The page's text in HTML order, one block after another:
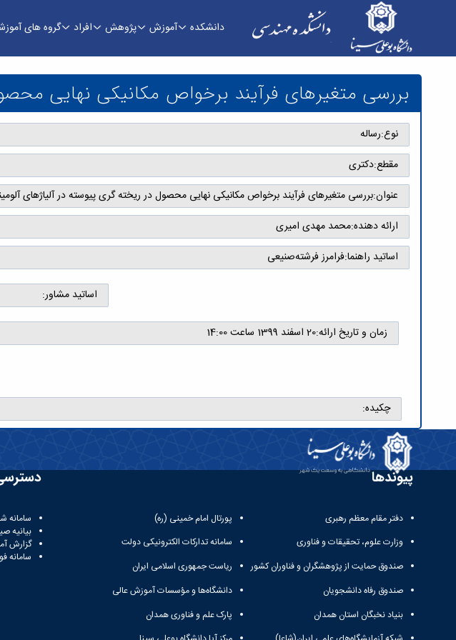
دانشکده آموزش پژوهش افراد گروه های
بررسی متغیرهای فرآیند برخواص مکانیکی نهایی
نوع:رساله
مقطع:دکتری
عنوان:بررسی متغیرهای فرآیند برخواص مکانیکی نهایی محصول در ریخته گری پیوسته در آلیاژهای
ارائه دهنده:محمد مهدی امیری
اساتید راهنما:فرامرز فرشته‌صنیعی
اساتید مشاور:
زمان و تاریخ ارائه:20 اسفند 1399 ساعت 14:00
چکیده:
پیوندها
دفتر مقام معظم رهبری
وزارت علوم، تحقیقات و فناوری
صندوق حمایت از پژوهشگران و فناوران کشور
صندوق رفاه دانشجویان
بنیاد نخبگان استان همدان
پورتال امام خمینی (ره)
سامانه تدارکات الکترونیکی دولت
ریاست جمهوری اسلامی ایران
دانشگاه‌ها و مؤسسات آموزش عالی
پارک علم و فناوری همدان
سامانه
بیانیه
گزارش
سامانه